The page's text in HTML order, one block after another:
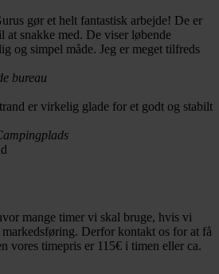
gør et helt fantastisk arbejde! De er
at snakke med. De viser løbende
og simpel måde. Jeg er meget tilfreds
bureau
er virkelig glade for et godt og stabilt
mange timer vi skal bruge, hvis vi
Derfor kontakt os for at få
vores timepris er 115€ i timen eller ca.